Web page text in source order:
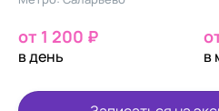
от 1 200 ₽
в день в